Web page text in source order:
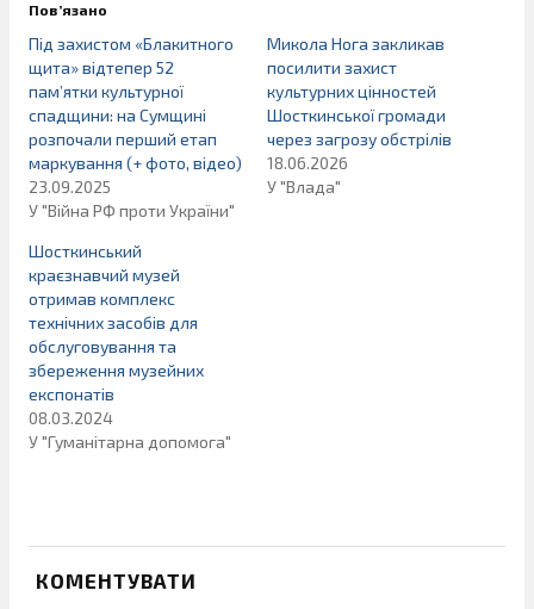
Пов’язано
Під захистом «Блакитного
щита» відтепер 52
пам’ятки культурної
спадщини: на Сумщині
розпочали перший етап
маркування (+ фото, відео)
23.09.2025
У "Війна РФ проти України"
Микола Нога закликав
посилити захист
культурних цінностей
Шосткинської громади
через загрозу обстрілів
18.06.2026
У "Влада"
Шосткинський
краєзнавчий музей
отримав комплекс
технічних засобів для
обслуговування та
збереження музейних
експонатів
08.03.2024
У "Гуманітарна допомога"
КОМЕНТУВАТИ